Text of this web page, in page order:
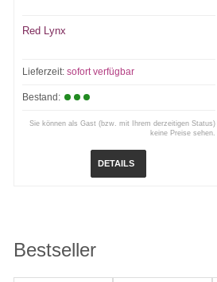
Red Lynx
Lieferzeit: sofort verfügbar
Bestand:
Sie können als Gast (bzw. mit Ihrem derzeitigen Status)
keine Preise sehen.
DETAILS
Bestseller